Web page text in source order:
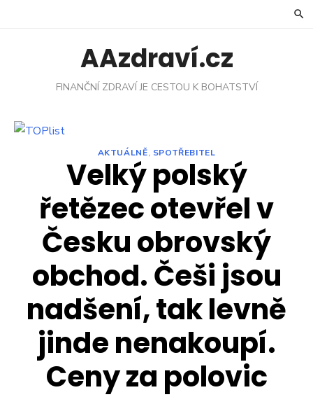
AAzdraví.cz
FINANČNÍ ZDRAVÍ JE CESTOU K BOHATSTVÍ
AKTUÁLNĚ, SPOTŘEBITEL
Velký polský
řetězec otevřel v
Česku obrovský
obchod. Češi jsou
nadšení, tak levně
jinde nenakoupí.
Ceny za polovic